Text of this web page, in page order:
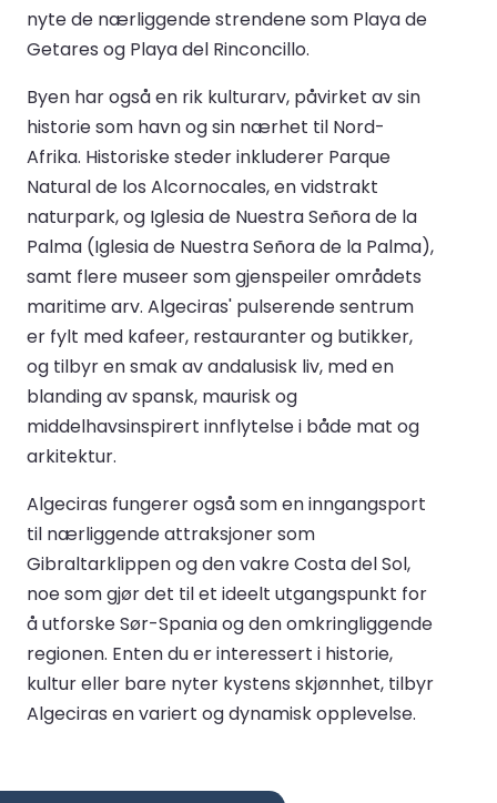
nyte de nærliggende strendene som Playa de
Getares og Playa del Rinconcillo.
Byen har også en rik kulturarv, påvirket av sin
historie som havn og sin nærhet til Nord-
Afrika. Historiske steder inkluderer Parque
Natural de los Alcornocales, en vidstrakt
naturpark, og Iglesia de Nuestra Señora de la
Palma (Iglesia de Nuestra Señora de la Palma),
samt flere museer som gjenspeiler områdets
maritime arv. Algeciras' pulserende sentrum
er fylt med kafeer, restauranter og butikker,
og tilbyr en smak av andalusisk liv, med en
blanding av spansk, maurisk og
middelhavsinspirert innflytelse i både mat og
arkitektur.
Algeciras fungerer også som en inngangsport
til nærliggende attraksjoner som
Gibraltarklippen og den vakre Costa del Sol,
noe som gjør det til et ideelt utgangspunkt for
å utforske Sør-Spania og den omkringliggende
regionen. Enten du er interessert i historie,
kultur eller bare nyter kystens skjønnhet, tilbyr
Algeciras en variert og dynamisk opplevelse.